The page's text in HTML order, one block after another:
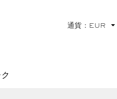
通貨 : EUR